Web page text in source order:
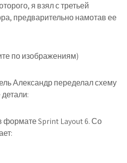
я взял с третьей
предварительно намотав ее
по изображениям)
Александр переделал схему
формате Sprint Layout 6. Со